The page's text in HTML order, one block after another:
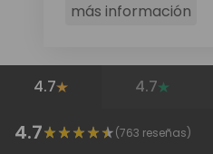
más información
4.7 4.7
4.7 (763 reseñas)